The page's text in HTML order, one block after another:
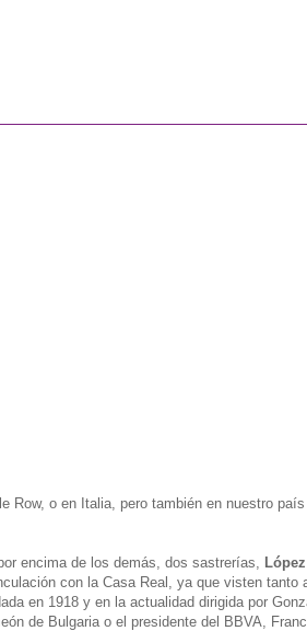
Row, o en Italia, pero también en nuestro
encima de los demás, dos sastrerías,
con la Casa Real, ya que visten tanto
en 1918 y en la actualidad dirigida por
de Bulgaria o el presidente del BBVA,